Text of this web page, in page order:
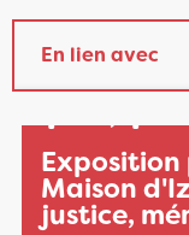
En lien avec
Sur place
1 1
Maison
justice,